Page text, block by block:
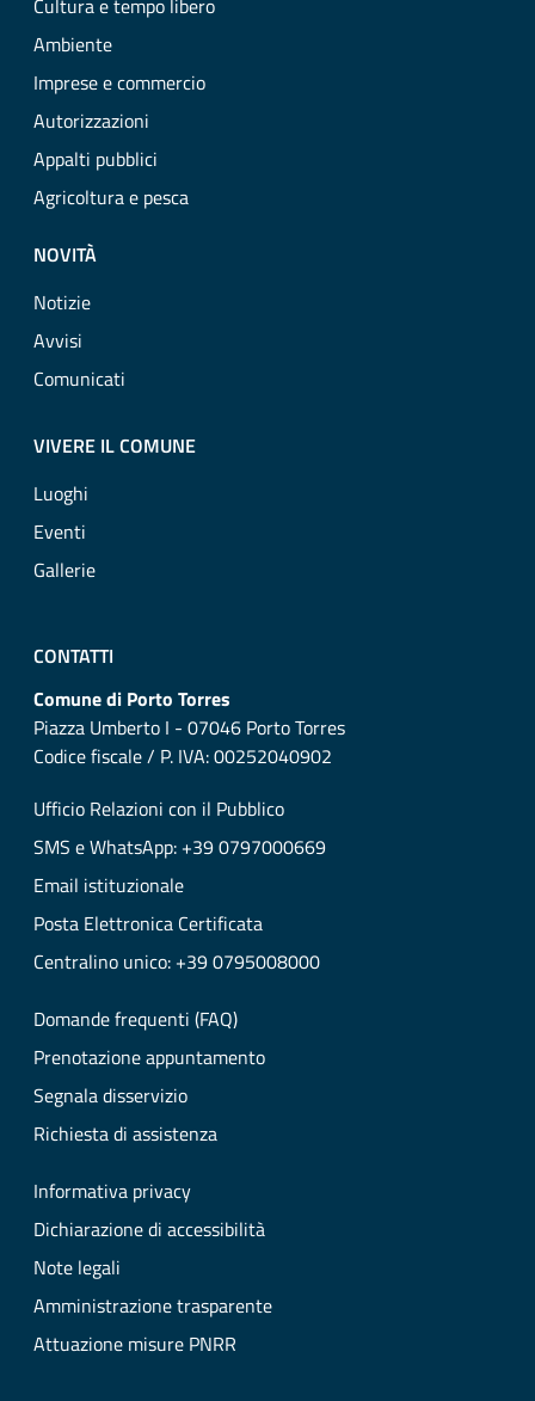
Cultura e tempo libero
Ambiente
Imprese e commercio
Autorizzazioni
Appalti pubblici
Agricoltura e pesca
NOVITÀ
Notizie
Avvisi
Comunicati
VIVERE IL COMUNE
Luoghi
Eventi
Gallerie
CONTATTI
Comune di Porto Torres
Piazza Umberto I - 07046 Porto Torres
Codice fiscale / P. IVA: 00252040902
Ufficio Relazioni con il Pubblico
SMS e WhatsApp: +39 0797000669
Email istituzionale
Posta Elettronica Certificata
Centralino unico: +39 0795008000
Domande frequenti (FAQ)
Prenotazione appuntamento
Segnala disservizio
Richiesta di assistenza
Informativa privacy
Dichiarazione di accessibilità
Note legali
Amministrazione trasparente
Attuazione misure PNRR